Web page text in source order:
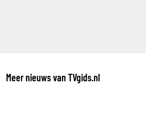
Meer nieuws van TVgids.nl